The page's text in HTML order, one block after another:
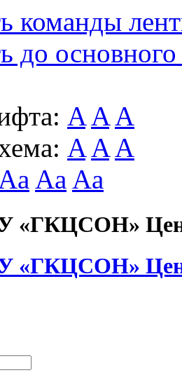
команды
до основного
A A A
A A A
Aa Aa
«ГКЦСОН»
«ГКЦСОН»